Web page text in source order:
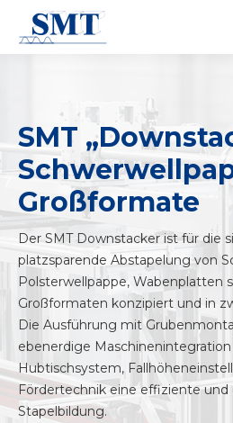
SMT
Großformate
Der SMT Downstacker ist für die
platzsparende Abstapelung von
Polsterwellpappe, Wabenplatten
Großformaten konzipiert und in
Die Ausführung mit
ebenerdige
Hubtischsystem,
Fördertechnik eine effiziente
Stapelbildung.